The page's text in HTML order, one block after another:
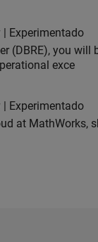
Experimentado
(DBRE), you
exce
Experimentado
at MathWorks,